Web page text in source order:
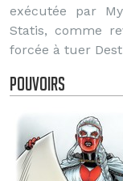
exécutée par
Statis, comme
forcée à tuer
Pouvoirs